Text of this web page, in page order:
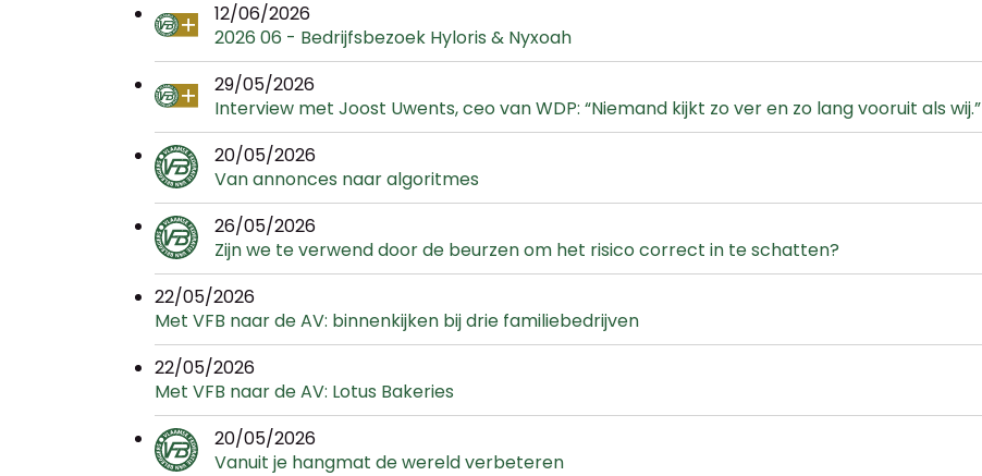
12/06/2026
2026 06 - Bedrijfsbezoek Hyloris & Nyxoah
29/05/2026
Interview met Joost Uwents, ceo van WDP: “Niemand kijkt zo ver en zo lang vooruit als wij.”
20/05/2026
Van annonces naar algoritmes
26/05/2026
Zijn we te verwend door de beurzen om het risico correct in te schatten?
22/05/2026
Met VFB naar de AV: binnenkijken bij drie familiebedrijven
22/05/2026
Met VFB naar de AV: Lotus Bakeries
20/05/2026
Vanuit je hangmat de wereld verbeteren